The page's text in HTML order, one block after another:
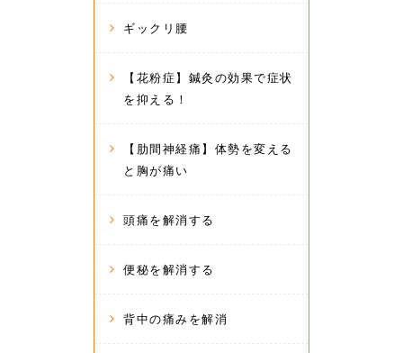
ギックリ腰
【花粉症】鍼灸の効果で症状
を抑える！
【肋間神経痛】体勢を変える
と胸が痛い
頭痛を解消する
便秘を解消する
背中の痛みを解消